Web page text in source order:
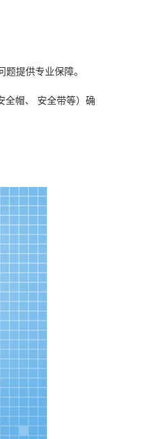
提供专业保障。
全帽、 安全带等）确